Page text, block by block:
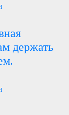
держать